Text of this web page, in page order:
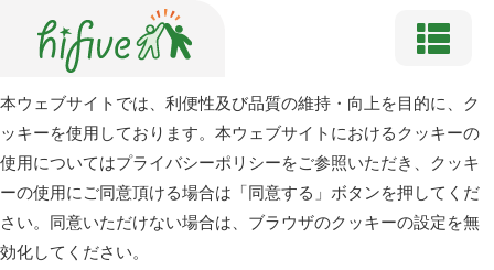
本ウェブサイトでは、利便性及び品質の維持・向上を目的に、ク
ッキーを使用しております。本ウェブサイトにおけるクッキーの
使用についてはプライバシーポリシーをご参照いただき、クッキ
ーの使用にご同意頂ける場合は「同意する」ボタンを押してくだ
さい。同意いただけない場合は、ブラウザのクッキーの設定を無
効化してください。